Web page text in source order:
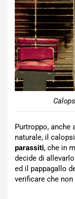
Purtroppo, anche
naturale, il
parassiti, che in
decide di
ed il pappagallo
verificare che